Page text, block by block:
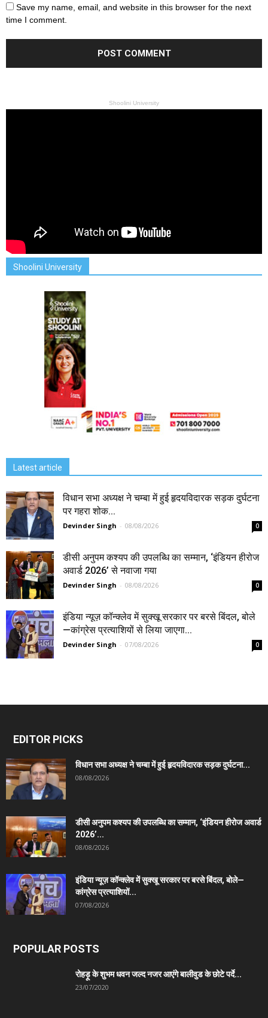
Save my name, email, and website in this browser for the next
time I comment.
Shoolini University
Shoolini University
Latest article
विधान सभा अध्यक्ष ने चम्बा में हुई हृदयविदारक सड़क दुर्घटना
पर गहरा शोक...
Devinder Singh - 08/08/2026 0
डीसी अनुपम कश्यप की उपलब्धि का सम्मान, ‘इंडियन हीरोज
अवार्ड 2026’ से नवाजा गया
Devinder Singh - 08/08/2026 0
इंडिया न्यूज़ कॉन्क्लेव में सुक्खू सरकार पर बरसे बिंदल, बोले
—कांग्रेस प्रत्याशियों से लिया जाएगा...
Devinder Singh - 07/08/2026 0
EDITOR PICKS
विधान सभा अध्यक्ष ने चम्बा में हुई हृदयविदारक सड़क दुर्घटना...
08/08/2026
डीसी अनुपम कश्यप की उपलब्धि का सम्मान, ‘इंडियन हीरोज अवार्ड
2026’...
08/08/2026
इंडिया न्यूज़ कॉन्क्लेव में सुक्खू सरकार पर बरसे बिंदल, बोले—
कांग्रेस प्रत्याशियों...
07/08/2026
POPULAR POSTS
रोहड़ू के शुभम धवन जल्द नजर आएंगे बालीवुड के छोटे पर्दे...
23/07/2020